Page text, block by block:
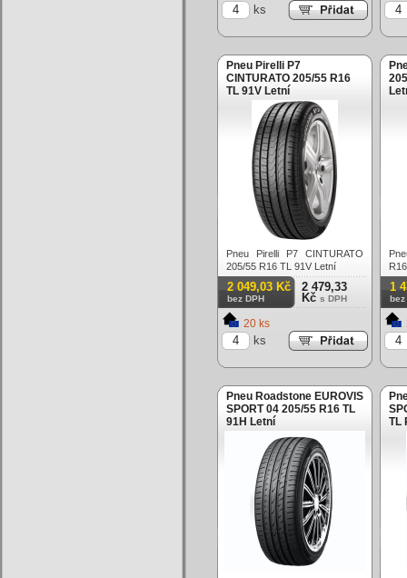
ks
Pneu Pirelli P7
CINTURATO 205/55 R16
TL 91V Letní
Pneu Pirelli P7 CINTURATO
205/55 R16 TL 91V Letní
2 049,03 Kč
bez DPH
2 479,33
Kč s DPH
20 ks
ks
1
bez
Pneu Roadstone EUROVIS
SPORT 04 205/55 R16 TL
91H Letní
TL